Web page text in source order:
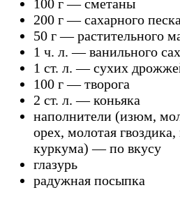
100 г — сметаны
200 г — сахарного песка
50 г — растительного
1 ч. л. — ванильного
1 ст. л. — сухих
100 г — творога
2 ст. л. — коньяка
наполнители (изюм,
орех, молотая
куркума) — по вкусу
глазурь
радужная посыпка